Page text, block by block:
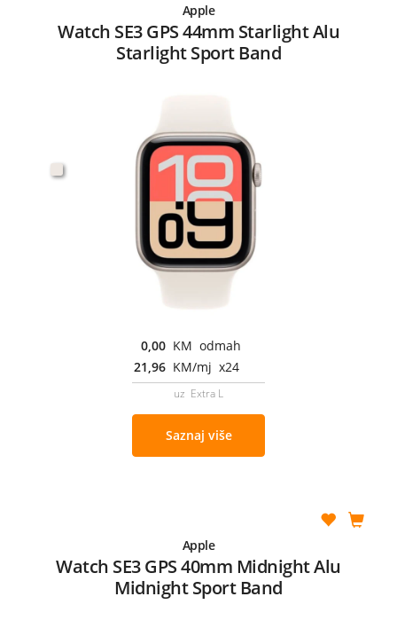
Apple
Watch SE3 GPS 44mm Starlight Alu
Starlight Sport Band
0,00 KM odmah
21,96 KM/mj x24
uz Extra L
Saznaj više
Apple
Watch SE3 GPS 40mm Midnight Alu
Midnight Sport Band